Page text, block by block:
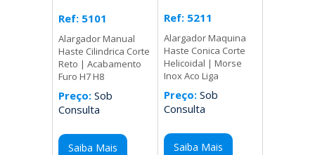
Ref: 5101
Alargador Manual
Haste Cilindrica Corte
Reto | Acabamento
Furo H7 H8
Preço: Sob
Consulta
Saiba Mais
Ref: 5211
Alargador Maquina
Haste Conica Corte
Helicoidal | Morse
Inox Aco Liga
Preço:Sob
Consulta
Saiba Mais